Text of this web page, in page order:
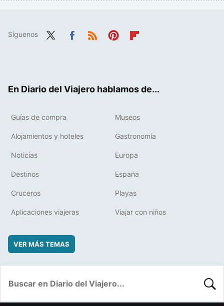
Síguenos
En Diario del Viajero hablamos de...
Guías de compra Museos
Alojamientos y hoteles Gastronomía
Noticias Europa
Destinos España
Cruceros Playas
Aplicaciones viajeras Viajar con niños
VER MÁS TEMAS